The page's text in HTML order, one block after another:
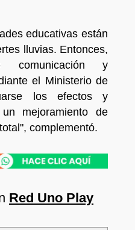
educativas están
lluvias. Entonces,
comunicación y
el Ministerio de
los efectos y
mejoramiento de
complementó.
Red Uno Play